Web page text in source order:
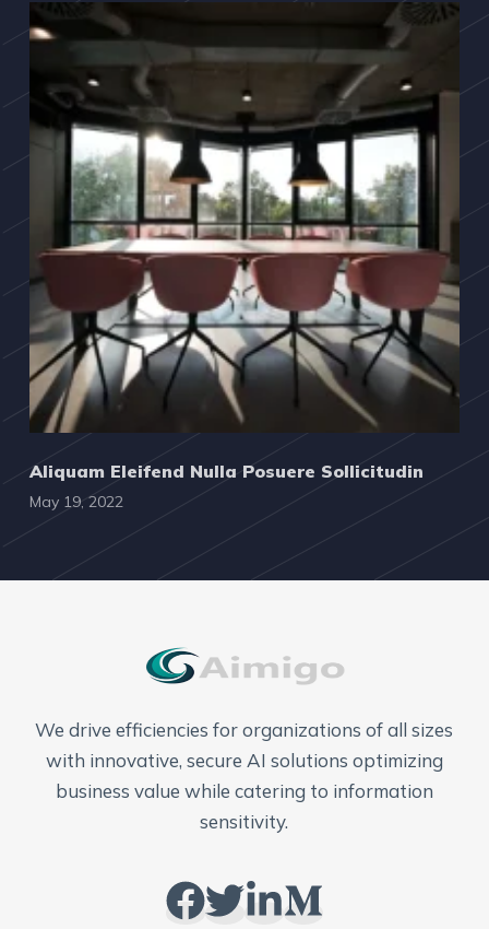
Aliquam Eleifend Nulla Posuere Sollicitudin
May 19, 2022
We drive efficiencies for organizations of all sizes
with innovative, secure AI solutions optimizing
business value while catering to information
sensitivity.